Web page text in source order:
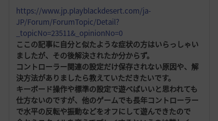
https://www.jp.playblackdesert.com/ja-
JP/Forum/ForumTopic/Detail?
_topicNo=23511&_opinionNo=0
ここの記事に自分と似たような症状の方はいらっしゃい
ましたが、その後解決されたか分からず。
コントローラー関連の設定だけ保存されない原因や、解
決方法がありましたら教えていただきたいです。
キーボード操作や標準の設定で遊べばいいと思われても
仕方ないのですが、他のゲームでも長年コントローラー
で水平の反転や振動などをオフにして遊んできたので